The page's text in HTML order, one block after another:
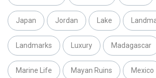
Japan Jordan Lake
Landmarks Luxury Madagascar
Marine Life Mayan Ruins Mexico